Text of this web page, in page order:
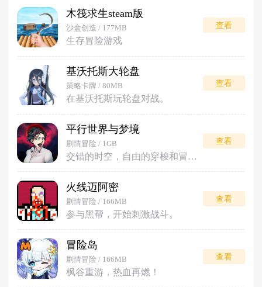
木筏求生steam版
沙盒创造 / 177MB
生存冒险游戏
查看
基沃托斯大轮盘
策略卡牌 / 80MB
在基沃托斯玩轮盘对战。
查看
平行世界与梦境
剧情冒险 / 1GB
交错的时空，自由的穿梭和冒险。
查看
火线迈阿密
剧情冒险 / 166MB
参与黑帮，开始刺激战斗。
查看
冒险岛
剧情冒险 / 166MB
枫谷重游，热血再燃！
查看